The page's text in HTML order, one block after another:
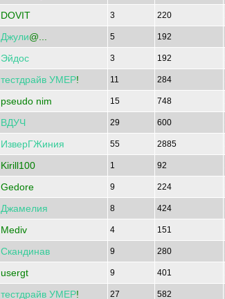
DOVIT 3 220
Джули@... 5 192
Эйдос 3 192
тестдрайв УМЕР! 11 284
pseudo nim 15 748
ВДУЧ 29 600
ИзверГЖиния 55 2885
Kirill100 1 92
Gedore 9 224
Джамелия 8 424
Mediv 4 151
Скандинав 9 280
usergt 9 401
тестдрайв УМЕР! 27 582